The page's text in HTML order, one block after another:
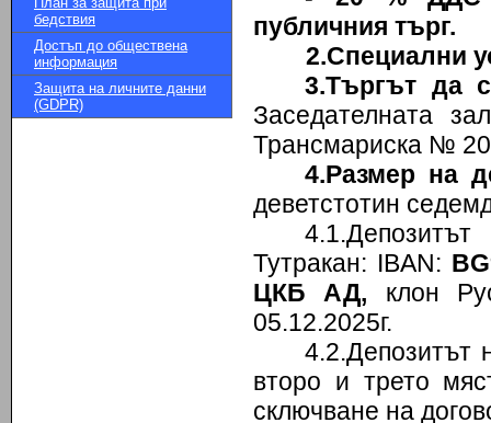
бедствия
Достъп до обществена
информация
Защита на личните данни
(GDPR)
публичния търг.
2.Специални
3.Търгът да
Заседателната
Трансмариска № 20
4.Размер на
деветстотин
Тутракан: IBAN: BG
ЦКБ АД, клон
05.12.2025г.
4.2.Депозитът
второ и трето
сключване на